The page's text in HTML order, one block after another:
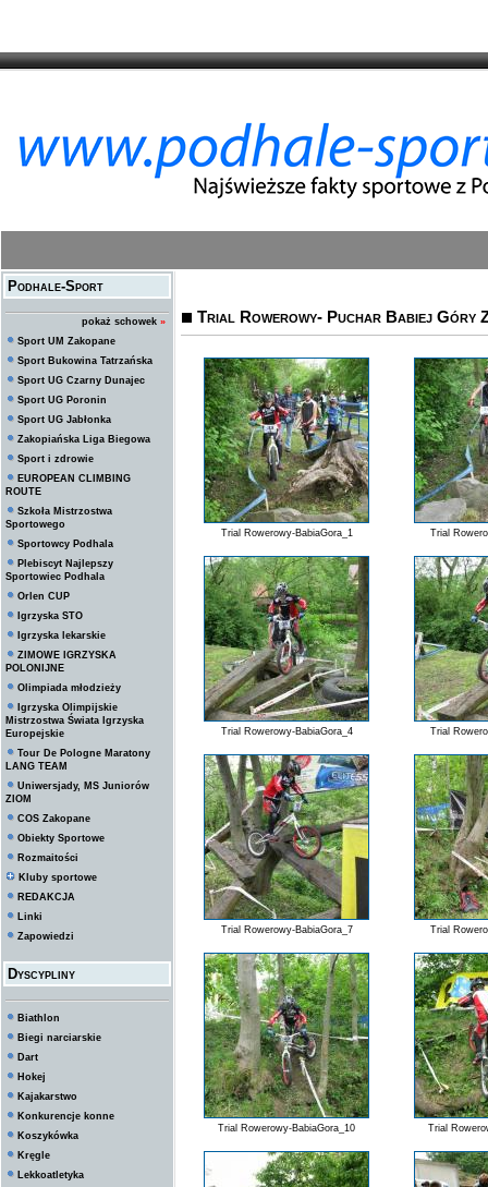
Podhale-Sport
pokaż schowek »
Sport UM Zakopane
Sport Bukowina Tatrzańska
Sport UG Czarny Dunajec
Sport UG Poronin
Sport UG Jabłonka
Zakopiańska Liga Biegowa
Sport i zdrowie
EUROPEAN CLIMBING
ROUTE
Szkoła Mistrzostwa
Sportowego
Sportowcy Podhala
Plebiscyt Najlepszy
Sportowiec Podhala
Orlen CUP
Igrzyska STO
Igrzyska lekarskie
ZIMOWE IGRZYSKA
POLONIJNE
Olimpiada młodzieży
Igrzyska Olimpijskie
Mistrzostwa Świata Igrzyska
Europejskie
Tour De Pologne Maratony
LANG TEAM
Uniwersjady, MS Juniorów
ZIOM
COS Zakopane
Obiekty Sportowe
Rozmaitości
Kluby sportowe
REDAKCJA
Linki
Zapowiedzi
Dyscypliny
Biathlon
Biegi narciarskie
Dart
Hokej
Kajakarstwo
Konkurencje konne
Koszykówka
Kręgle
Lekkoatletyka
Trial Rowerowy- Puchar Babiej Góry
Trial Rowerowy-BabiaGora_1 Trial
Trial Rowerowy-BabiaGora_4 Trial
Trial Rowerowy-BabiaGora_7 Trial
Trial Rowerowy-BabiaGora_10 Trial